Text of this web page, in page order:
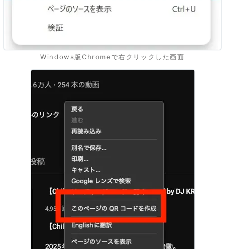
Windows版Chromeで右クリックした画面